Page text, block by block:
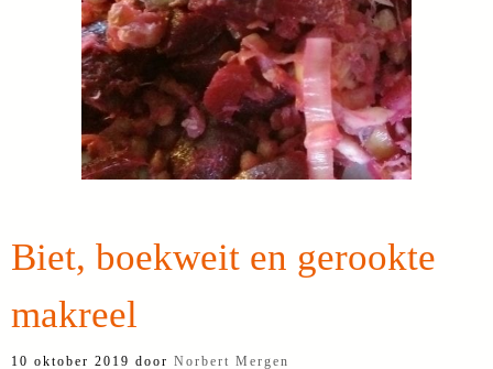
Biet, boekweit en gerookte
makreel
10 oktober 2019 door Norbert Mergen